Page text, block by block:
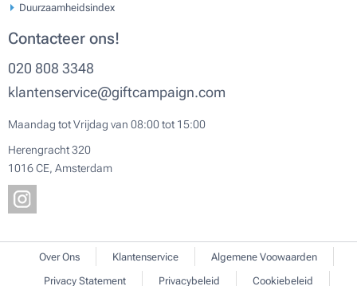
Duurzaamheidsindex
Contacteer ons!
020 808 3348
klantenservice@giftcampaign.com
Maandag tot Vrijdag van 08:00 tot 15:00
Herengracht 320
1016 CE, Amsterdam
Over Ons Klantenservice
Algemene Voowaarden
Privacy Statement
Privacybeleid Cookiebeleid